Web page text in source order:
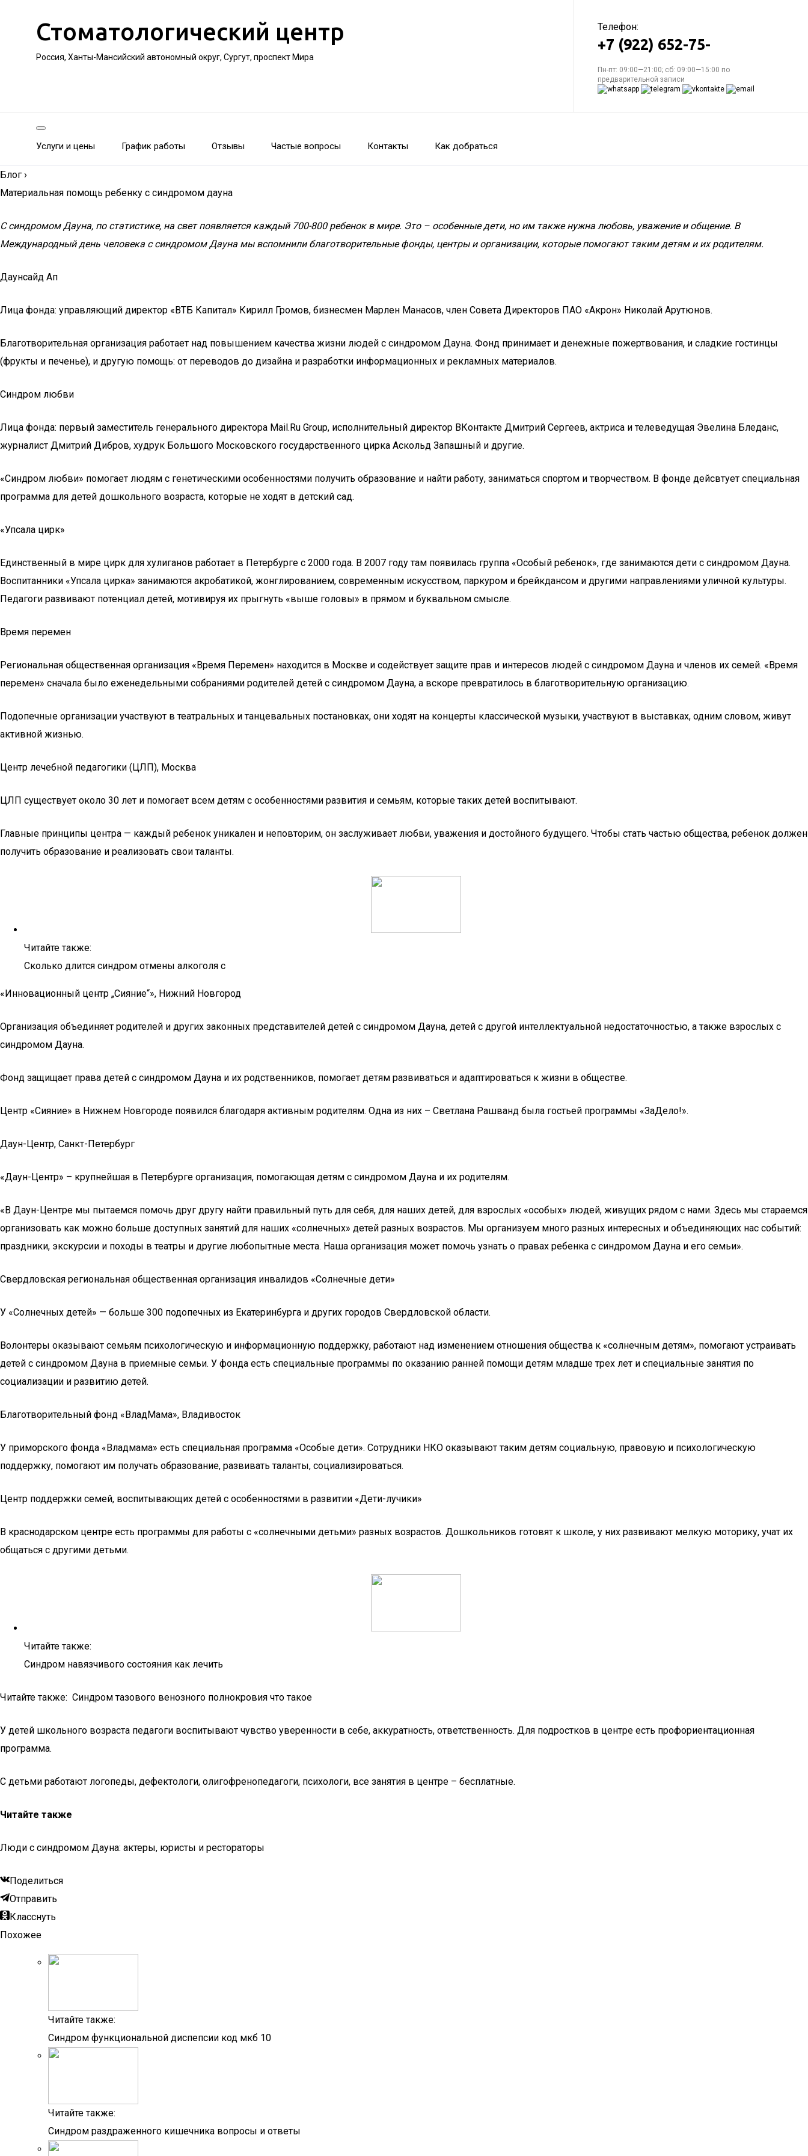
Стоматологический центр
Россия, Ханты-Мансийский автономный округ, Сургут, проспект Мира
Телефон:
+7 (922) 652-75-
Пн-пт: 09:00—21:00; сб: 09:00—15:00 по
предварительной записи
Услуги и цены График работы Отзывы Частые вопросы Контакты Как добраться
Блог ›
Материальная помощь ребенку с синдромом дауна
С синдромом Дауна, по статистике, на свет появляется каждый 700-800 ребенок в мире. Это – особенные дети, но им также нужна любовь, уважение и общение. В
Международный день человека с синдромом Дауна мы вспомнили благотворительные фонды, центры и организации, которые помогают таким детям и их родителям.
Даунсайд Ап
Лица фонда: управляющий директор «ВТБ Капитал» Кирилл Громов, бизнесмен Марлен Манасов, член Совета Директоров ПАО «Акрон» Николай Арутюнов.
Благотворительная организация работает над повышением качества жизни людей с синдромом Дауна. Фонд принимает и денежные пожертвования, и сладкие гостинцы
(фрукты и печенье), и другую помощь: от переводов до дизайна и разработки информационных и рекламных материалов.
Синдром любви
Лица фонда: первый заместитель генерального директора Mail.Ru Group, исполнительный директор ВКонтакте Дмитрий Сергеев, актриса и телеведущая Эвелина Бледанс,
журналист Дмитрий Дибров, худрук Большого Московского государственного цирка Аскольд Запашный и другие.
«Синдром любви» помогает людям с генетическими особенностями получить образование и найти работу, заниматься спортом и творчеством. В фонде дейсвтует специальная
программа для детей дошкольного возраста, которые не ходят в детский сад.
«Упсала цирк»
Единственный в мире цирк для хулиганов работает в Петербурге с 2000 года. В 2007 году там появилась группа «Особый ребенок», где занимаются дети с синдромом Дауна.
Воспитанники «Упсала цирка» занимаются акробатикой, жонглированием, современным искусством, паркуром и брейкдансом и другими направлениями уличной культуры.
Педагоги развивают потенциал детей, мотивируя их прыгнуть «выше головы» в прямом и буквальном смысле.
Время перемен
Региональная общественная организация «Время Перемен» находится в Москве и содействует защите прав и интересов людей с синдромом Дауна и членов их семей. «Время
перемен» сначала было еженедельными собраниями родителей детей с синдромом Дауна, а вскоре превратилось в благотворительную организацию.
Подопечные организации участвуют в театральных и танцевальных постановках, они ходят на концерты классической музыки, участвуют в выставках, одним словом, живут
активной жизнью.
Центр лечебной педагогики (ЦЛП), Москва
ЦЛП существует около 30 лет и помогает всем детям с особенностями развития и семьям, которые таких детей воспитывают.
Главные принципы центра — каждый ребенок уникален и неповторим, он заслуживает любви, уважения и достойного будущего. Чтобы стать частью общества, ребенок должен
получить образование и реализовать свои таланты.
Читайте также:
Сколько длится синдром отмены алкоголя с
«Инновационный центр „Сияние“», Нижний Новгород
Организация объединяет родителей и других законных представителей детей с синдромом Дауна, детей с другой интеллектуальной недостаточностью, а также взрослых с
синдромом Дауна.
Фонд защищает права детей с синдромом Дауна и их родственников, помогает детям развиваться и адаптироваться к жизни в обществе.
Центр «Сияние» в Нижнем Новгороде появился благодаря активным родителям. Одна из них – Светлана Рашванд была гостьей программы «ЗаДело!».
Даун-Центр, Санкт-Петербург
«Даун-Центр» – крупнейшая в Петербурге организация, помогающая детям с синдромом Дауна и их родителям.
«В Даун-Центре мы пытаемся помочь друг другу найти правильный путь для себя, для наших детей, для взрослых «особых» людей, живущих рядом с нами. Здесь мы стараемся
организовать как можно больше доступных занятий для наших «солнечных» детей разных возрастов. Мы организуем много разных интересных и объединяющих нас событий:
праздники, экскурсии и походы в театры и другие любопытные места. Наша организация может помочь узнать о правах ребенка с синдромом Дауна и его семьи».
Свердловская региональная общественная организация инвалидов «Солнечные дети»
У «Солнечных детей» — больше 300 подопечных из Екатеринбурга и других городов Свердловской области.
Волонтеры оказывают семьям психологическую и информационную поддержку, работают над изменением отношения общества к «солнечным детям», помогают устраивать
детей с синдромом Дауна в приемные семьи. У фонда есть специальные программы по оказанию ранней помощи детям младше трех лет и специальные занятия по
социализации и развитию детей.
Благотворительный фонд «ВладМама», Владивосток
У приморского фонда «Владмама» есть специальная программа «Особые дети». Сотрудники НКО оказывают таким детям социальную, правовую и психологическую
поддержку, помогают им получать образование, развивать таланты, социализироваться.
Центр поддержки семей, воспитывающих детей с особенностями в развитии «Дети-лучики»
В краснодарском центре есть программы для работы с «солнечными детьми» разных возрастов. Дошкольников готовят к школе, у них развивают мелкую моторику, учат их
общаться с другими детьми.
Читайте также:
Синдром навязчивого состояния как лечить
Читайте также: Синдром тазового венозного полнокровия что такое
У детей школьного возраста педагоги воспитывают чувство уверенности в себе, аккуратность, ответственность. Для подростков в центре есть профориентационная
программа.
С детьми работают логопеды, дефектологи, олигофренопедагоги, психологи, все занятия в центре – бесплатные.
Читайте также
Люди с синдромом Дауна: актеры, юристы и рестораторы
Поделиться
Отправить
Класснуть
Похожее
Читайте также:
Синдром функциональной диспепсии код мкб 10
Читайте также:
Синдром раздраженного кишечника вопросы и ответы